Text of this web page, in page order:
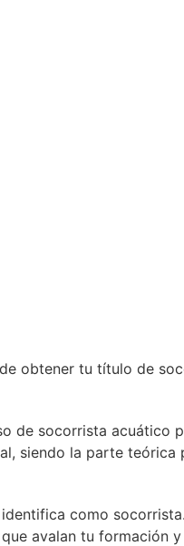
obtener tu título de
de socorrista acuático
siendo la parte
como
avalan tu formación y